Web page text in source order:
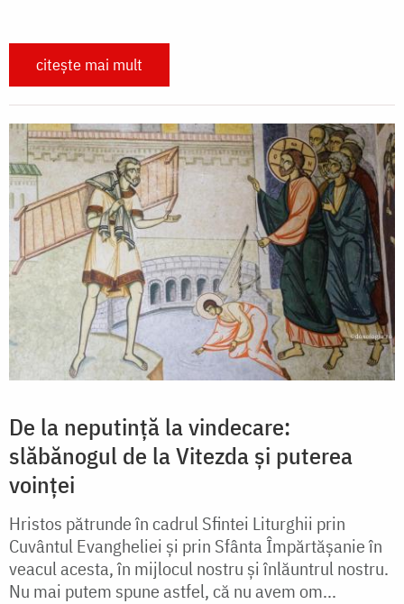
citește mai mult
De la neputință la vindecare:
slăbănogul de la Vitezda și puterea
voinței
Hristos pătrunde în cadrul Sfintei Liturghii prin
Cuvântul Evangheliei și prin Sfânta Împărtășanie în
veacul acesta, în mijlocul nostru și înlăuntrul nostru.
Nu mai putem spune astfel, că nu avem om...